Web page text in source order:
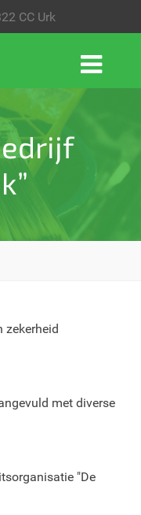
CC Urk
zekerheid
met diverse
"De